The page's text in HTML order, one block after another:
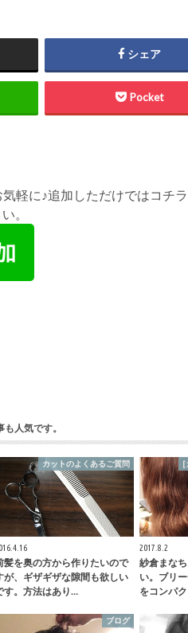
シェア
Pocket
軽に♪追加しただけではコチ
。
人気です。
カットのよくあるご質問
髪を奥の方から作りたいので
が、ギザギザな隙間も欲しい
す。方法はあり…
[
2017.8.2
紗倉まな
い。ブリ
をコンパ
ブログ